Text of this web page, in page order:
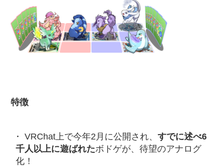
特徴
VRChat上で今年2月に公開され、 すでに述べ6
千人以上に遊ばれたボドゲが、待望のアナログ
化！